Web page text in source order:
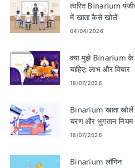
त्वरित Binarium
में खाता कैसे खोलें
04/04/2026
क्या मुझे Binarium के
चाहिए: लाभ और विचार
18/07/2026
Binarium खाता
चरण और भुगतान नियम
18/07/2026
Binarium लॉगिन